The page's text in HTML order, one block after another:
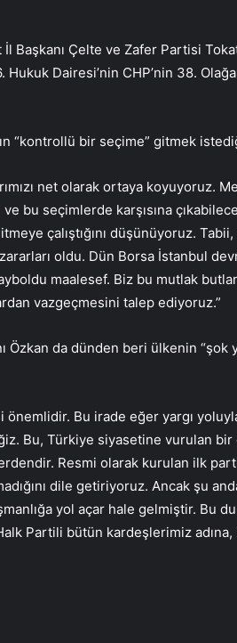
Başkanı Çelte ve Zafer Partisi
Dairesi’nin CHP’nin 38.
“kontrollü bir seçime” gitmek
net olarak ortaya koyuyoruz.
bu seçimlerde karşısına
çalıştığını düşünüyoruz.
oldu. Dün Borsa İstanbul
maalesef. Biz bu mutlak
vazgeçmesini talep ediyoruz.”
Özkan da dünden beri ülkenin “şok
önemlidir. Bu irade eğer yargı
Bu, Türkiye siyasetine vurulan bir
Resmi olarak kurulan ilk
dile getiriyoruz. Ancak şu
yol açar hale gelmiştir. Bu
Partili bütün kardeşlerimiz